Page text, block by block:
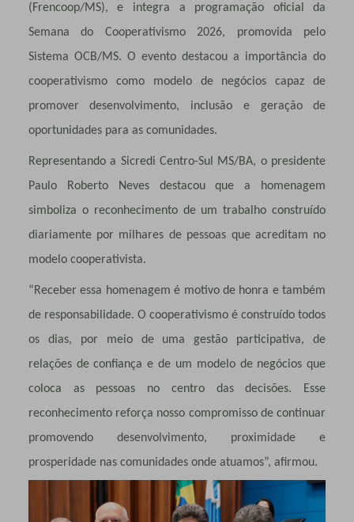
(Frencoop/MS), e integra a programação oficial da
Semana do Cooperativismo 2026, promovida pelo
Sistema OCB/MS. O evento destacou a importância do
cooperativismo como modelo de negócios capaz de
promover desenvolvimento, inclusão e geração de
oportunidades para as comunidades.
Representando a Sicredi Centro-Sul MS/BA, o presidente
Paulo Roberto Neves destacou que a homenagem
simboliza o reconhecimento de um trabalho construído
diariamente por milhares de pessoas que acreditam no
modelo cooperativista.
“Receber essa homenagem é motivo de honra e também
de responsabilidade. O cooperativismo é construído todos
os dias, por meio de uma gestão participativa, de
relações de confiança e de um modelo de negócios que
coloca as pessoas no centro das decisões. Esse
reconhecimento reforça nosso compromisso de continuar
promovendo desenvolvimento, proximidade e
prosperidade nas comunidades onde atuamos”, afirmou.